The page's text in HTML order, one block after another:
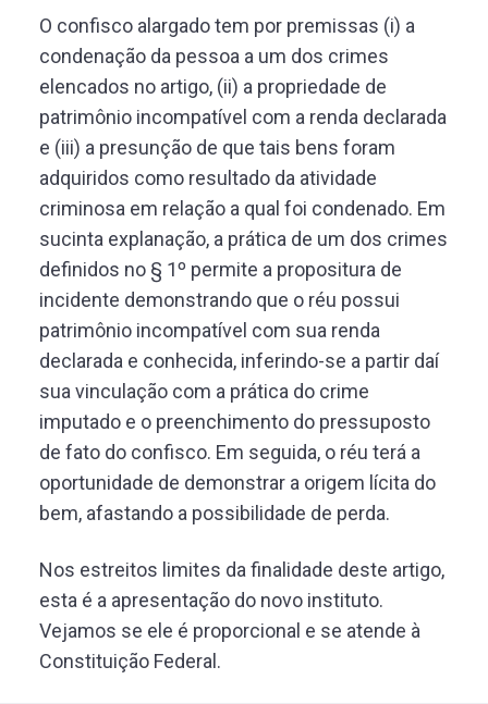
O confisco alargado tem por premissas (i) a
condenação da pessoa a um dos crimes
elencados no artigo, (ii) a propriedade de
patrimônio incompatível com a renda declarada
e (iii) a presunção de que tais bens foram
adquiridos como resultado da atividade
criminosa em relação a qual foi condenado. Em
sucinta explanação, a prática de um dos crimes
definidos no § 1º permite a propositura de
incidente demonstrando que o réu possui
patrimônio incompatível com sua renda
declarada e conhecida, inferindo-se a partir daí
sua vinculação com a prática do crime
imputado e o preenchimento do pressuposto
de fato do confisco. Em seguida, o réu terá a
oportunidade de demonstrar a origem lícita do
bem, afastando a possibilidade de perda.
Nos estreitos limites da finalidade deste artigo,
esta é a apresentação do novo instituto.
Vejamos se ele é proporcional e se atende à
Constituição Federal.